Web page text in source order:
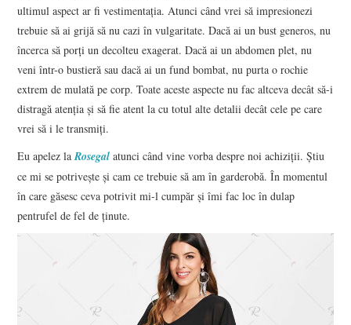
ultimul aspect ar fi vestimentația. Atunci când vrei să impresionezi
trebuie să ai grijă să nu cazi în vulgaritate. Dacă ai un bust generos, nu
încerca să porți un decolteu exagerat. Dacă ai un abdomen plet, nu
veni într-o bustieră sau dacă ai un fund bombat, nu purta o rochie
extrem de mulată pe corp. Toate aceste aspecte nu fac altceva decât să-i
distragă atenția și să fie atent la cu totul alte detalii decât cele pe care
vrei să i le transmiți.
Eu apelez laRosegal atunci când vine vorba despre noi achiziții. Știu
ce mi se potrivește și cam ce trebuie să am în garderobă. În momentul
în care găsesc ceva potrivit mi-l cumpăr și îmi fac loc în dulap
pentrufel de fel de ținute.